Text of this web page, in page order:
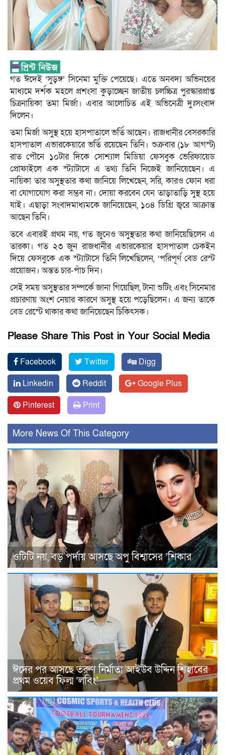
গত ঈদেই ‘সুড়ঙ্গ’ সিনেমা মুক্তি পেয়েছে। এতে অনবদ্য অভিনয়ের
মাধ্যমে দর্শক মহলে প্রশংসা কুড়াচ্ছেন জাতীয় চলচ্চিত্র পুরস্কারপ্রাপ্ত
চিত্রনায়িকা তমা মির্জা। এবার আলোচিত এই অভিনেত্রী দুঃসংবাদ
দিলেন।
তমা মির্জা অসুস্থ হয়ে হাসপাতালে ভর্তি আছেন। রাজধানীর বেসরকারি
হাসপাতাল এভারকেয়ারে ভর্তি রয়েছেন তিনি। শুক্রবার (১৮ আগস্ট)
রাত পৌনে ১০টার দিকে সোশ্যাল মিডিয়া ফেসবুক ভেরিফায়েড
প্রোফাইলে এক স্ট্যাটাসে এ তথ্য তিনি নিজেই জানিয়েছেন। এ
নায়িকা তার অসুস্থতার কথা জানিয়ে লিখেছেন, সরি, কারও ফোন ধরা
বা যোগাযোগ করা সম্ভব না। দোয়া করবেন যেন তাড়াতাড়ি সুস্থ হয়ে
যাই। এছাড়া সংবাদমাধ্যমকে জানিয়েছেন, ১০৪ ডিগ্রি জ্বরে আক্রান্ত
আছেন তিনি।
তবে এবারই প্রথম নয়, গত জুনেও অসুস্থতার কথা জানিয়েছিলেন এ
তারকা। গত ২৩ জুন রাজধানীর এভারকেয়ার হাসপাতাল চেকইন
দিয়ে ফেসবুকে এক স্ট্যাটাসে তিনি লিখেছিলেন, ‘পরিপূর্ণ বেড রেস্ট
প্রয়োজন। অন্তত চার-পাঁচ দিন।
সেই সময় অসুস্থতার সম্পর্কে জানা গিয়েছিল, টানা শুটিং এবং সিনেমার
প্রচারণায় অংশ নেয়ার কারণে অসুস্থ হয়ে পড়েছিলেন। এ জন্য তাকে
বেড রেস্টে থাকার কথা জানিয়েছেন চিকিৎসক।
Please Share This Post in Your Social Media
Facebook Twitter
Digg
Linkedin
Reddit
Google Plus
Pinterest
Print
More News Of This Category
ওটিটি নয়, বড় পর্দায় আসছে অপু বিশ্বাসের ‘শিকার
ঈদের পর আসছে তরুণ নির্মাতা আইউব উদ্দিন শিহাবের
প্রথম ওয়েব ফিল্ম ‘লবিং’